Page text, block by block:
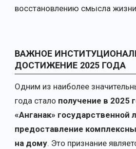
восстановлению смысла
ВАЖНОЕ
ДОСТИЖЕНИЕ 2025 ГОДА
Одним из наиболее
года стало получение в 2025
«Анганак» государственной
предоставление
на дому. Это признание